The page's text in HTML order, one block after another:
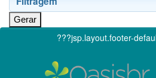
???jsp.layout.footer-